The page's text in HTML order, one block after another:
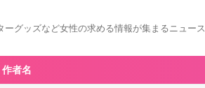
ーグッズなど女性の求める情報が集まるニュー
作者名